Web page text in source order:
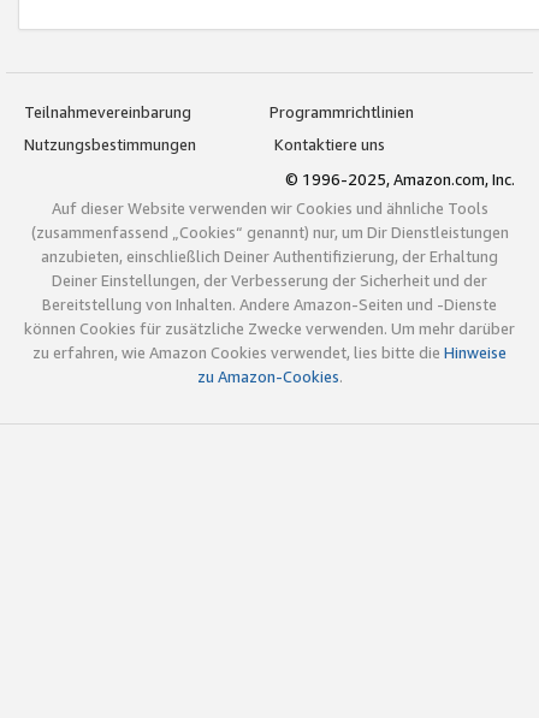
Teilnahmevereinbarung
Programmrichtlinien
Nutzungsbestimmungen
Kontaktiere uns
© 1996-2025, Amazon.com, Inc.
Auf dieser Website verwenden wir Cookies und ähnliche Tools
(zusammenfassend „Cookies“ genannt) nur, um Dir Dienstleistungen
anzubieten, einschließlich Deiner Authentifizierung, der Erhaltung
Deiner Einstellungen, der Verbesserung der Sicherheit und der
Bereitstellung von Inhalten. Andere Amazon-Seiten und -Dienste
können Cookies für zusätzliche Zwecke verwenden. Um mehr darüber
zu erfahren, wie Amazon Cookies verwendet, lies bitte die Hinweise
zu Amazon-Cookies.